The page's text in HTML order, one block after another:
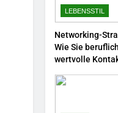
1
2
LEBENSSTIL
Networking-
Wie Sie beruflich
wertvolle